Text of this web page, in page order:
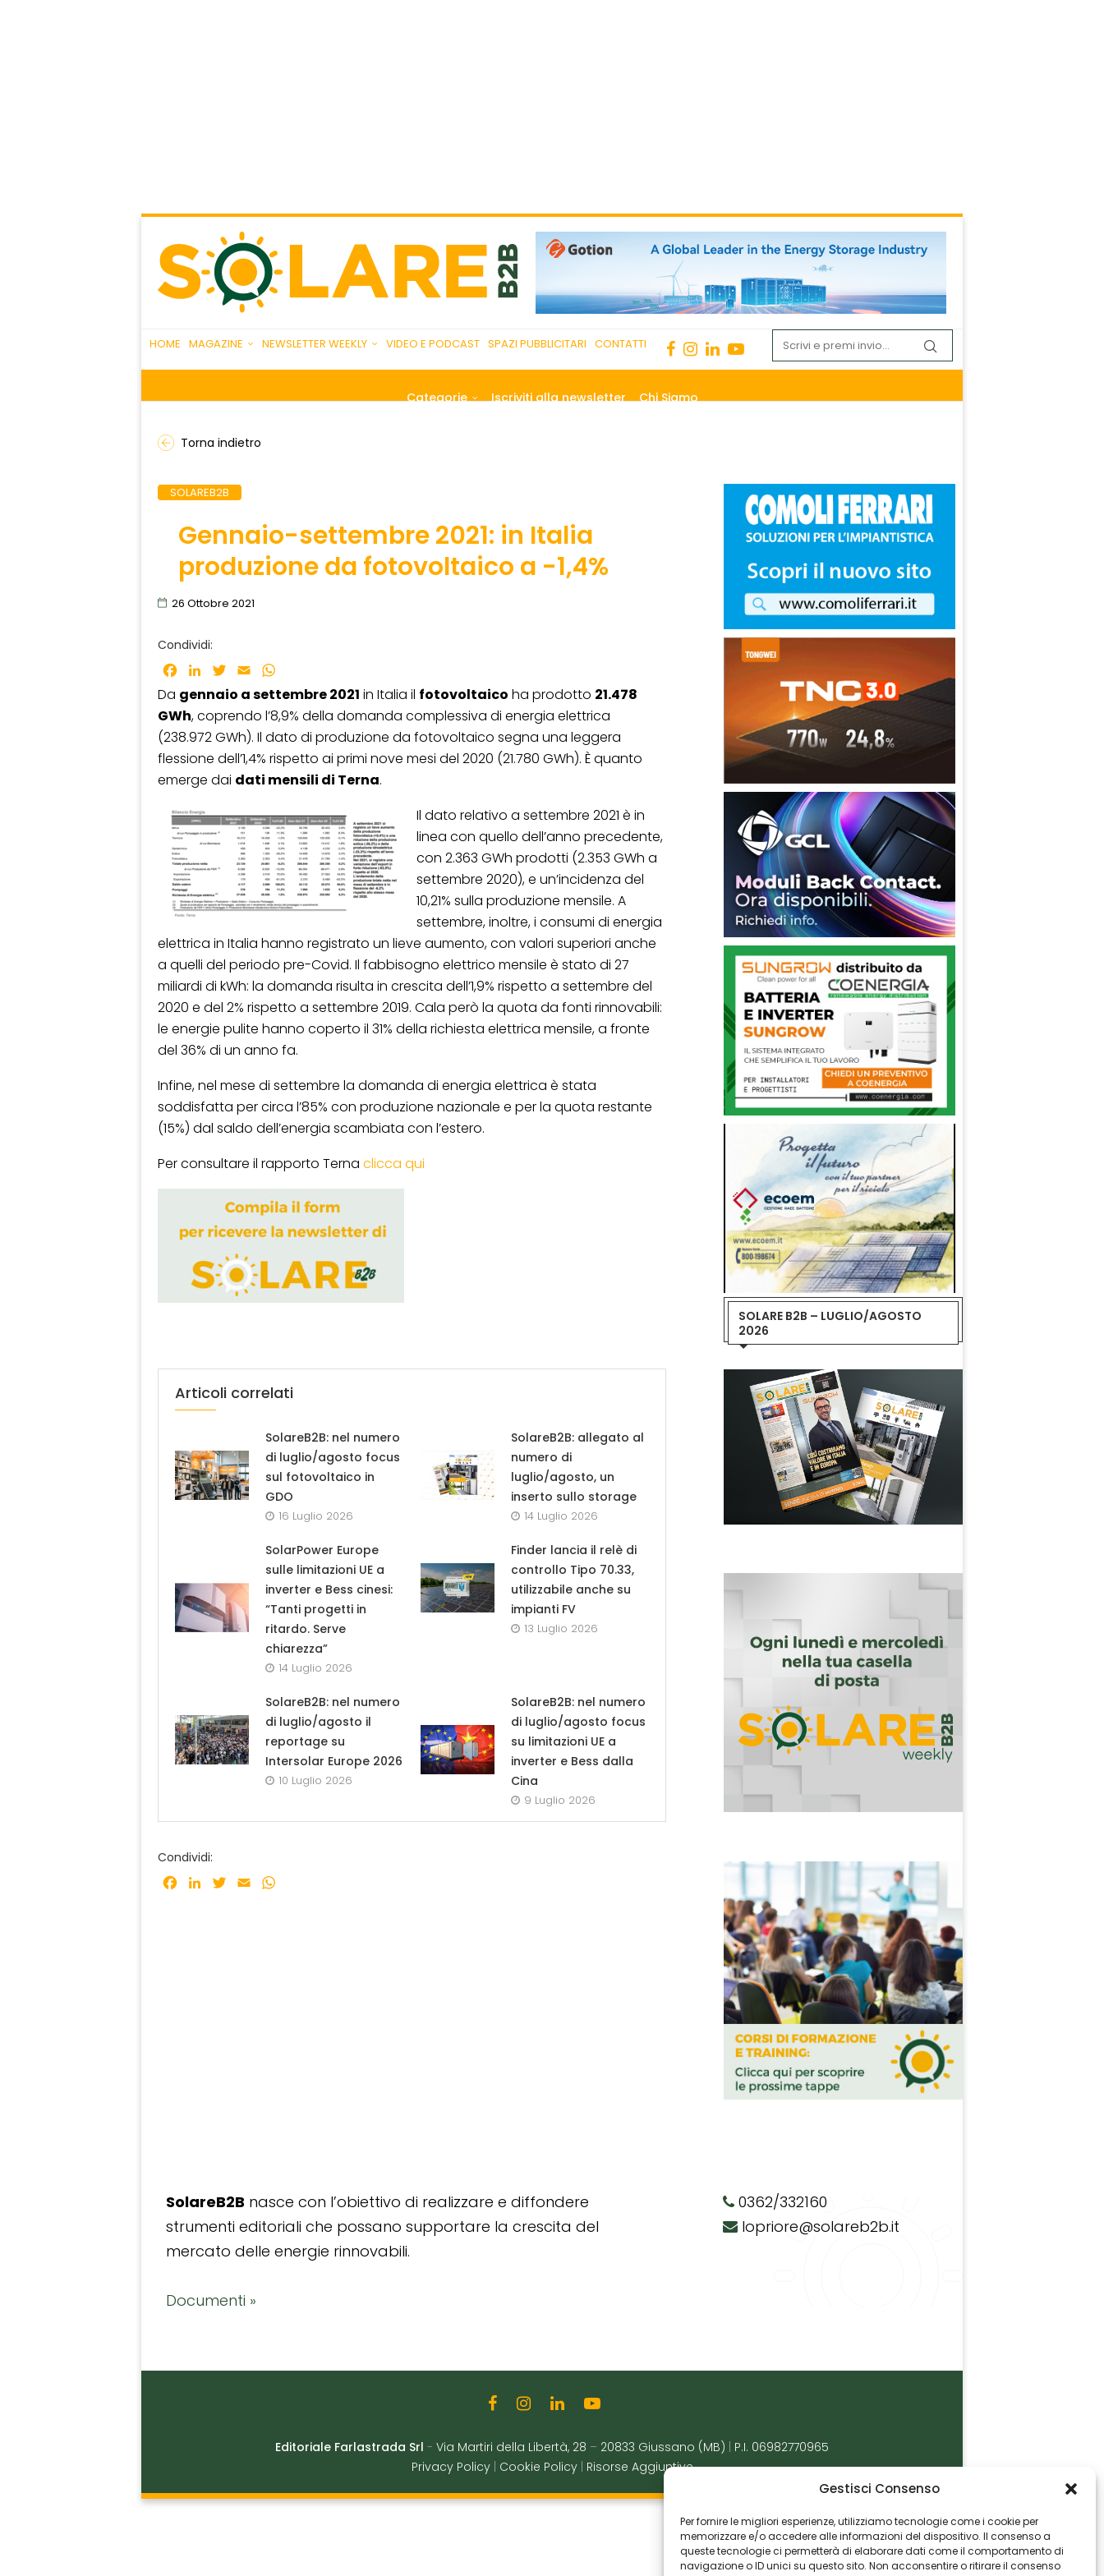
Gestisci Consenso
Per fornire le migliori esperienze, utilizziamo tecnologie come i cookie per
memorizzare e/o accedere alle informazioni del dispositivo. Il consenso a
queste tecnologie ci permetterà di elaborare dati come il comportamento di
navigazione o ID unici su questo sito. Non acconsentire o ritirare il consenso
HOME MAGAZINE NEWSLETTER WEEKLY VIDEO E PODCAST SPAZI PUBBLICITARI CONTATTI
Categorie Iscriviti alla newsletter Chi Siamo
Torna indietro
SOLAREB2B
Gennaio-settembre 2021: in Italia
produzione da fotovoltaico a -1,4%
26 Ottobre 2021
Condividi:
Facebook
LinkedInTwitter
Email
Da gennaio a settembre 2021 in Italia il fotovoltaico ha prodotto 21.478
GWh, coprendo l’8,9% della domanda complessiva di energia elettrica
(238.972 GWh). Il dato di produzione da fotovoltaico segna una leggera
flessione dell’1,4% rispetto ai primi nove mesi del 2020 (21.780 GWh). È quanto
emerge dai dati mensili di Terna.
Il dato relativo a settembre 2021 è in
linea con quello dell’anno precedente,
con 2.363 GWh prodotti (2.353 GWh a
settembre 2020), e un’incidenza del
10,21% sulla produzione mensile. A
settembre, inoltre, i consumi di energia
elettrica in Italia hanno registrato un lieve aumento, con valori superiori anche
a quelli del periodo pre-Covid. Il fabbisogno elettrico mensile è stato di 27
miliardi di kWh: la domanda risulta in crescita dell’1,9% rispetto a settembre del
2020 e del 2% rispetto a settembre 2019. Cala però la quota da fonti rinnovabili:
le energie pulite hanno coperto il 31% della richiesta elettrica mensile, a fronte
del 36% di un anno fa.
Infine, nel mese di settembre la domanda di energia elettrica è stata
soddisfatta per circa l’85% con produzione nazionale e per la quota restante
(15%) dal saldo dell’energia scambiata con l’estero.
Per consultare il rapporto Terna clicca qui
Articoli correlati
SolareB2B: nel numero
di luglio/agosto focus
sul fotovoltaico in
GDO
16 Luglio 2026
SolareB2B: allegato al
numero di
luglio/agosto, un
inserto sullo storage
14 Luglio 2026
SolarPower Europe
sulle limitazioni UE a
inverter e Bess cinesi:
“Tanti progetti in
ritardo. Serve
chiarezza”
14 Luglio 2026
Finder lancia il relè di
controllo Tipo 70.33,
utilizzabile anche su
impianti FV
13 Luglio 2026
SolareB2B: nel numero
di luglio/agosto il
reportage su
Intersolar Europe 2026
10 Luglio 2026
SolareB2B: nel numero
di luglio/agosto focus
su limitazioni UE a
inverter e Bess dalla
Cina
9 Luglio 2026
Condividi:
Facebook
LinkedInTwitter
Email
SOLARE B2B – LUGLIO/AGOSTO
2026
SolareB2B nasce con l’obiettivo di realizzare e diffondere
strumenti editoriali che possano supportare la crescita del
mercato delle energie rinnovabili.
Documenti »
0362/332160
lopriore@solareb2b.it
Editoriale Farlastrada Srl - Via Martiri della Libertà, 28 – 20833 Giussano (MB)
P.I. 06982770965
Privacy Policy
Cookie Policy Risorse Aggiuntive